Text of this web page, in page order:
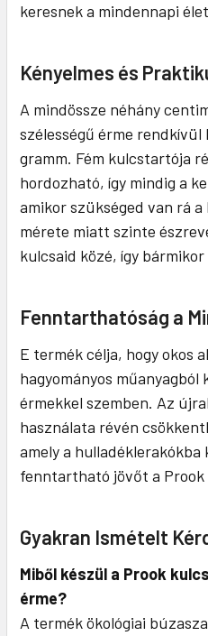
keresnek a mindennapi
Kényelmes és
A mindössze néhány
szélességű érme rendkívül
gramm. Fém kulcstartója
hordozható, így mindig a
amikor szükséged van rá
mérete miatt szinte
kulcsaid közé, így
Fenntarthatóság a
E termék célja, hogy okos
hagyományos
érmekkel szemben. Az
használata révén
amely a hulladéklerakókba
fenntartható jövőt a
Gyakran Ismételt
Miből készül a Prook
érme?
A termék ökológiai